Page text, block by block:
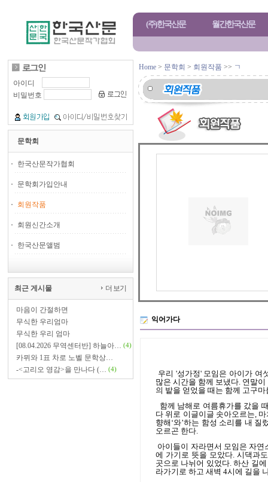
(주)한국산문 월간한국산문
아이디
비밀번호
문학회
한국산문작가협회
문학회가입안내
회원작품
회원신간소개
한국산문앨범
최근 게시물 더 보기
마음이 간절하면
무식한 우리엄마
무식한 우리 엄마
[08.04.2026 무역센터반] 하늘아… (4)
카뮈와 1표 차로 노벨 문학상…
-<고리오 영감>을 만나다 (… (4)
Home > 문학회 > 회원작품 >> ㄱ
익어가다
우리 '성가정' 모임은 아이가 여
많은 시간을 함께 보냈다. 연말이
의 밭을 얻었을 때는 함께 고구
함께 남해로 여름휴가를 갔을
다 위로 이글이글 솟아오르는,
향해 ‘와’하는 함성 소리를 내 질
오르곤 한다.
아이들이 자라면서 모임은 자
에 가기로 뜻을 모았다. 시댁과
곳으로 나뉘어 있었다.하산 길
라가기로 하고 새벽 4시에 길을